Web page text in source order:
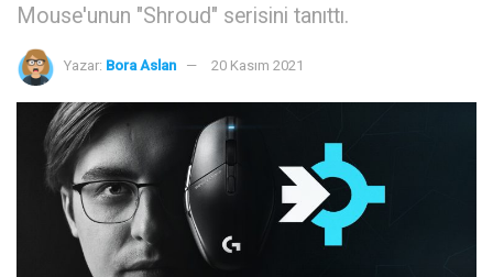
Mouse'unun "Shroud" serisini tanıttı.
Yazar: Bora Aslan 20 Kasım 2021